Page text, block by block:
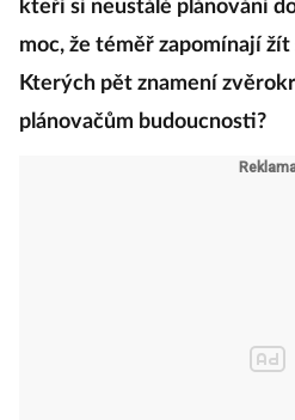
kteří si neustálé plánování
moc, že téměř zapomínají
Kterých pět znamení
plánovačům budoucnosti?